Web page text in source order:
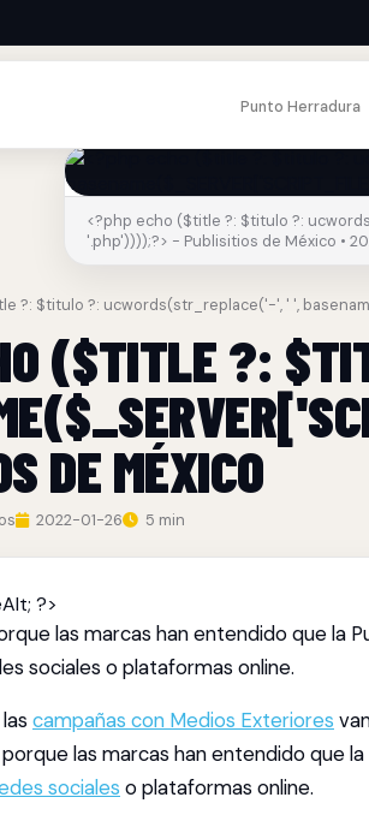
Punto Herradura
<?php echo ($title ?: $titulo ?:
'.php'))));?> - Publisitios de México •
?: $titulo ?: ucwords(str_replace('-', ' ',
($TITLE ?:
DE MÉXICO
2022-01-26 5 min
las marcas han entendido que la
sociales o plataformas online.
campañas con Medios Exteriores
porque las marcas han entendido que
sociales o plataformas online.